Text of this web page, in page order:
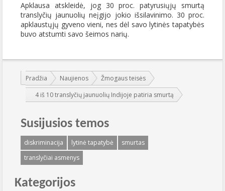
Apklausa atskleidė, jog 30 proc. patyrusiųjų smurtą
translyčių jaunuolių neįgijo jokio išsilavinimo. 30 proc.
apklaustųjų gyveno vieni, nes dėl savo lytinės tapatybės
buvo atstumti savo šeimos narių.
Jūs esate čia:
Pradžia Naujienos
Žmogaus teisės
4 iš 10 translyčių jaunuolių Indijoje patiria smurtą
Susijusios temos
diskriminacija lytinė tapatybė
smurtas
translyčiai asmenys
Kategorijos